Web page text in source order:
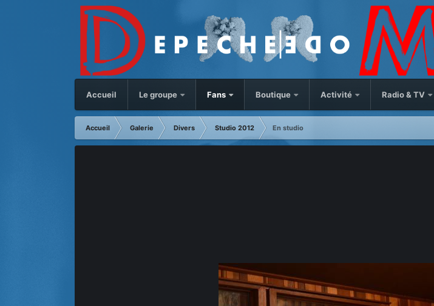
Accueil Le groupe Fans Boutique Activité Radio & TV
Accueil Galerie Divers Studio 2012
En studio